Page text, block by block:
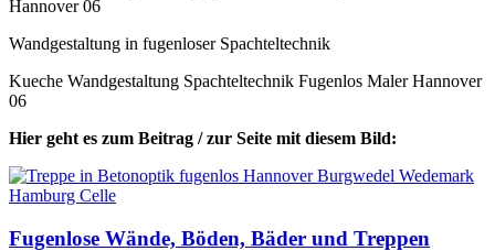
Wandgestaltung in fugenloser Spachteltechnik
Kueche Wandgestaltung Spachteltechnik Fugenlos Maler Hannover
06
Hier geht es zum Beitrag / zur Seite mit diesem Bild:
Fugenlose Wände, Böden, Bäder und Treppen